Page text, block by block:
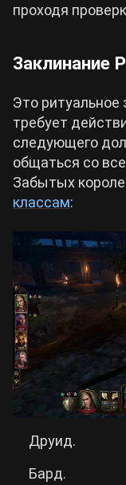
проходя
Заклинание
Это ритуальное
требует
следующего
общаться со
Забытых
классам:
Друид.
Бард.